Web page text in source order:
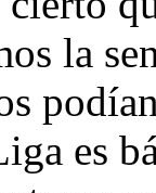
la
es